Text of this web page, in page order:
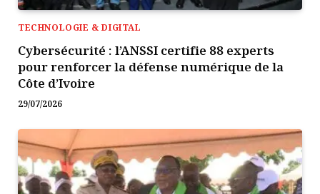
TECHNOLOGIE & DIGITAL
Cybersécurité : l’ANSSI certifie 88 experts
pour renforcer la défense numérique de la
Côte d’Ivoire
29/07/2026